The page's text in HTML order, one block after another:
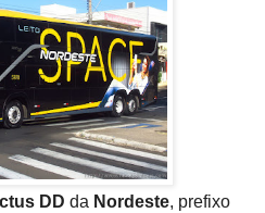
DD da Nordeste, prefixo